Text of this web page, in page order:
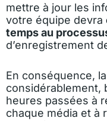
mettre à jour les
votre équipe devra
temps au
d’enregistrement
En conséquence,
considérablement,
heures passées à
chaque média et à